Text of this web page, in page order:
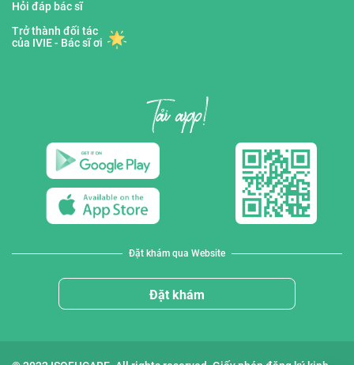
Hỏi đáp bác sĩ
Trở thành đối tác
của IVIE - Bác sĩ ơi
Đặt khám qua Website
Đặt khám